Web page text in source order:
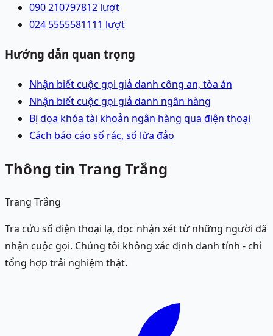
090 210797812 lượt
024 5555581111 lượt
Hướng dẫn quan trọng
Nhận biết cuộc gọi giả danh công an, tòa án
Nhận biết cuộc gọi giả danh ngân hàng
Bị dọa khóa tài khoản ngân hàng qua điện thoại
Cách báo cáo số rác, số lừa đảo
Thông tin Trang Trắng
Trang Trắng
Tra cứu số điện thoại lạ, đọc nhận xét từ những người đã
nhận cuộc gọi. Chúng tôi không xác định danh tính - chỉ
tổng hợp trải nghiệm thật.